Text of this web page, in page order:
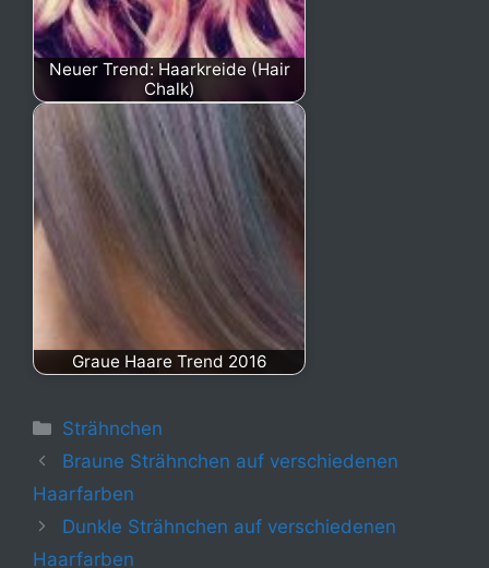
Neuer Trend: Haarkreide (Hair
Chalk)
Graue Haare Trend 2016
Kategorien
Strähnchen
Braune Strähnchen auf verschiedenen
Haarfarben
Dunkle Strähnchen auf verschiedenen
Haarfarben